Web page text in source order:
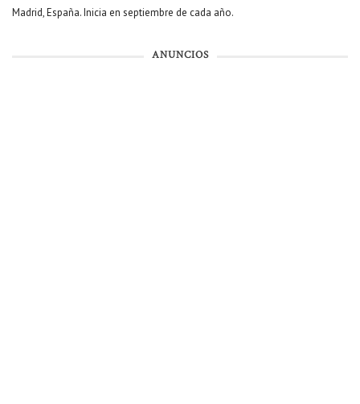
Madrid, España. Inicia en septiembre de cada año.
ANUNCIOS